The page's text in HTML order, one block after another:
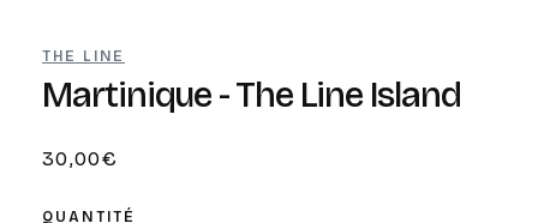
THE LINE
Martinique - The Line Island
Prix
30,00€
QUANTITÉ